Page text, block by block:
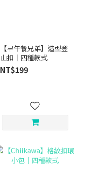
【早午餐兄弟】造型登
山扣｜四種款式
NT$199